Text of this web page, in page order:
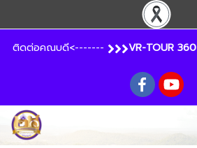
ติดต่อคณบดี<------- VR-TOUR 360